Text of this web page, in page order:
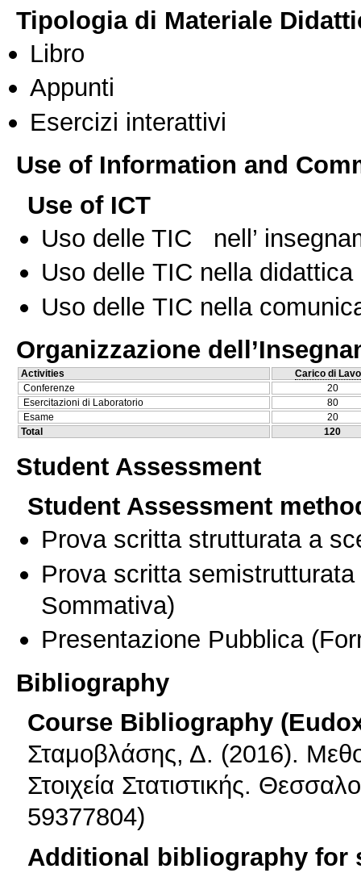
Tipologia di Materiale
Libro
Appunti
Esercizi interattivi
Use of Information and
Use of ICT
Uso delle TIC nell’
Uso delle TIC nella
Uso delle TIC nella
Organizzazione
Activities
Carico di
Conferenze
20
Esercitazioni di Laboratorio
80
Esame
20
Total
120
Student Assessment
Student Assessment
Prova scritta strutturata a
Prova scritta
Sommativa)
Presentazione Pubblica
Bibliography
Course Bibliography
Σταμοβλάσης, Δ. (2016).
Στοιχεία Στατιστικής.
59377804)
Additional bibliography for